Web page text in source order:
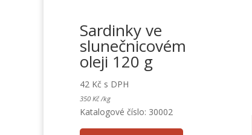
Sardinky ve
slunečnicovém
oleji 120 g
42 Kč s DPH
350 Kč /kg
Katalogové číslo: 30002